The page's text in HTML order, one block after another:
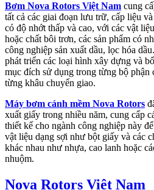
Bơm Nova Rotors Việt Nam cung
tất cả các giai đoạn lưu trữ, cấp liệu
có độ nhớt thấp và cao, với các vật
hoặc chất bôi trơn, các sản phẩm có
công nghiệp sản xuất dầu, lọc hóa
phát triển các loại hình xây dựng và
mục đích sử dụng trong từng bộ phận
từng khâu chuyển giao.
Máy bơm cánh mềm Nova Rotors
xuất giấy trong nhiều năm, cung cấp
thiết kế cho ngành công nghiệp này
vật liệu dạng sợi như bột giấy và các
khác nhau như nhựa, cao lanh hoặc
nhuộm.
Nova Rotors Việt Nam